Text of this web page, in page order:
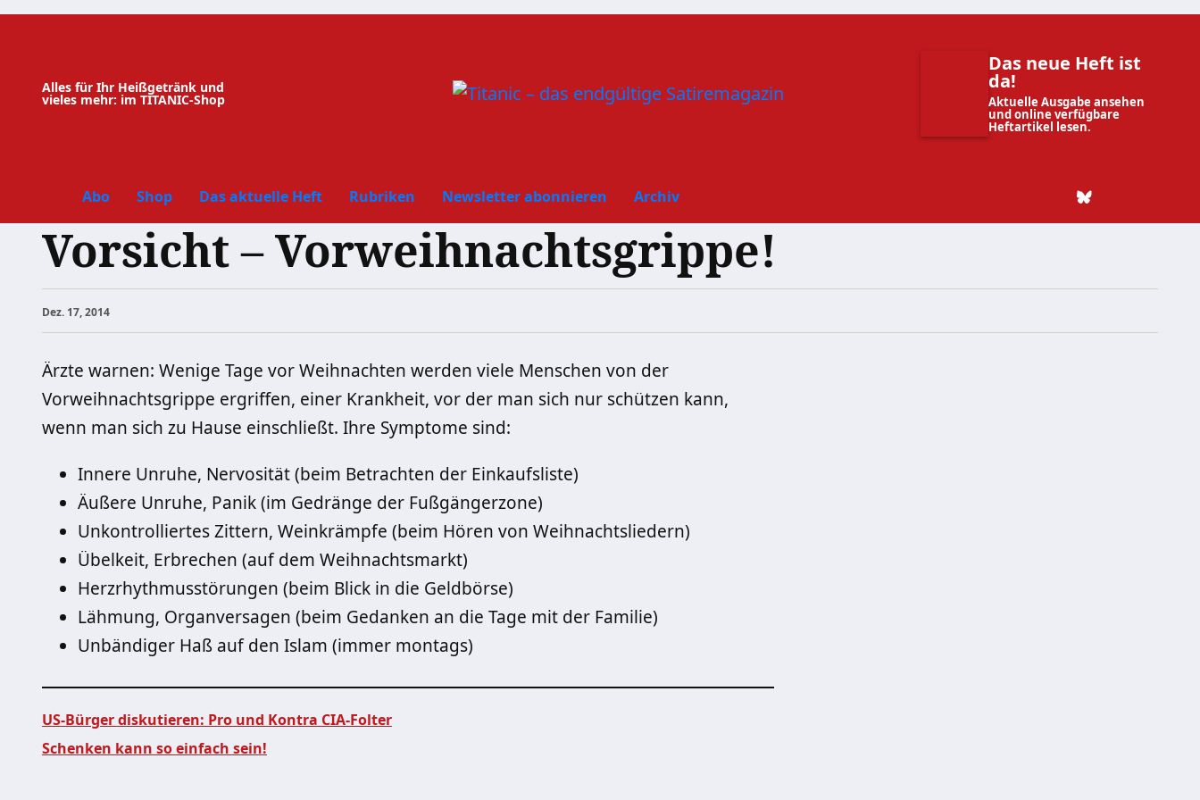
Zum
Alles für Ihr Heißgetränk und
vieles mehr: im TITANIC-Shop
Das neue Heft ist
da!
Aktuelle Ausgabe ansehen
und online verfügbare
Heftartikel lesen.
Abo Shop Das aktuelle Heft Rubriken Newsletter abonnieren Archiv
Vorsicht – Vorweihnachtsgrippe!
Dez. 17, 2014
Ärzte warnen: Wenige Tage vor Weihnachten werden viele Menschen von der
Vorweihnachtsgrippe ergriffen, einer Krankheit, vor der man sich nur schützen kann,
wenn man sich zu Hause einschließt. Ihre Symptome sind:
Innere Unruhe, Nervosität (beim Betrachten der Einkaufsliste)
Äußere Unruhe, Panik (im Gedränge der Fußgängerzone)
Unkontrolliertes Zittern, Weinkrämpfe (beim Hören von Weihnachtsliedern)
Übelkeit, Erbrechen (auf dem Weihnachtsmarkt)
Herzrhythmusstörungen (beim Blick in die Geldbörse)
Lähmung, Organversagen (beim Gedanken an die Tage mit der Familie)
Unbändiger Haß auf den Islam (immer montags)
US-Bürger diskutieren: Pro und Kontra CIA-Folter
Schenken kann so einfach sein!